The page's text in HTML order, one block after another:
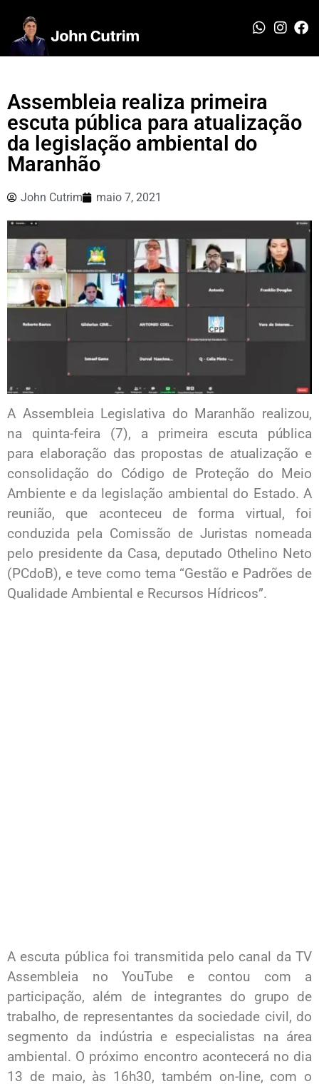
Assembleia realiza primeira
escuta pública para atualização
da legislação ambiental do
Maranhão
John Cutrim maio 7, 2021
A Assembleia Legislativa do Maranhão realizou,
na quinta-feira (7), a primeira escuta pública
para elaboração das propostas de atualização e
consolidação do Código de Proteção do Meio
Ambiente e da legislação ambiental do Estado. A
reunião, que aconteceu de forma virtual, foi
conduzida pela Comissão de Juristas nomeada
pelo presidente da Casa, deputado Othelino Neto
(PCdoB), e teve como tema “Gestão e Padrões de
Qualidade Ambiental e Recursos Hídricos”.
A escuta pública foi transmitida pelo canal da TV
Assembleia no YouTube e contou com a
participação, além de integrantes do grupo de
trabalho, de representantes da sociedade civil, do
segmento da indústria e especialistas na área
ambiental. O próximo encontro acontecerá no dia
13 de maio, às 16h30, também on-line, com o